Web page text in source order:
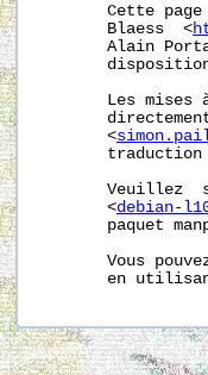
Cette
       Blaess  <
Alain
Les mises
       <
traduction
Veuillez
       <
debian-
paquet
Vous
en